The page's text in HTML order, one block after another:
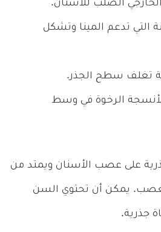
الخارجي الصلب للأسنان.
التي تدعم المينا وتشكل
تغلف سطح الجذر.
الرخوة في وسط
على عصب الأسنان ويمتد من
يمكن أن تحتوي السن
جذرية.